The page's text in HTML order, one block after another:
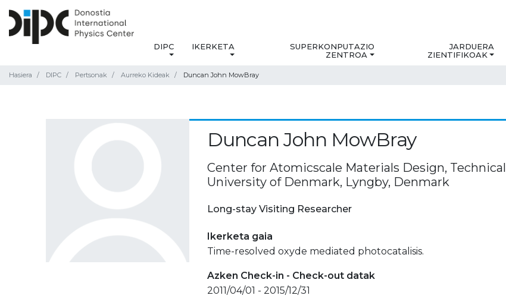
DIPC IKERKETA
SUPERKONPUTAZIO
ZENTROA
JARDUERA
ZIENTIFIKOAK
Hasiera DIPC Pertsonak Aurreko Kideak Duncan John MowBray
Duncan John MowBray
Center for Atomicscale Materials Design, Technical
University of Denmark, Lyngby, Denmark
Long-stay Visiting Researcher
Ikerketa gaia
Time-resolved oxyde mediated photocatalisis.
Azken Check-in - Check-out datak
2011/04/01 - 2015/12/31